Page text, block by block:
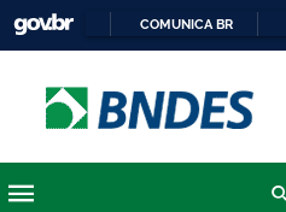
COMUNICA BR